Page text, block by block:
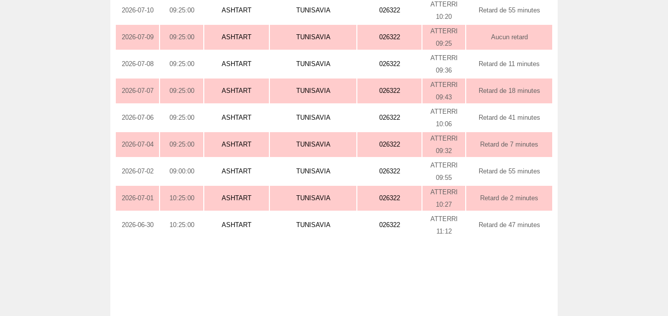
2026-07-10 09:25:00 ASHTART TUNISAVIA 026322
ATTERRI
10:20
Retard de 55 minutes
2026-07-09 09:25:00 ASHTART TUNISAVIA 026322
ATTERRI
09:25
Aucun retard
2026-07-08 09:25:00 ASHTART TUNISAVIA 026322
ATTERRI
09:36
Retard de 11 minutes
2026-07-07 09:25:00 ASHTART TUNISAVIA 026322
ATTERRI
09:43
Retard de 18 minutes
2026-07-06 09:25:00 ASHTART TUNISAVIA 026322
ATTERRI
10:06
Retard de 41 minutes
2026-07-04 09:25:00 ASHTART TUNISAVIA 026322
ATTERRI
09:32
Retard de 7 minutes
2026-07-02 09:00:00 ASHTART TUNISAVIA 026322
ATTERRI
09:55
Retard de 55 minutes
2026-07-01 10:25:00 ASHTART TUNISAVIA 026322
ATTERRI
10:27
Retard de 2 minutes
2026-06-30 10:25:00 ASHTART TUNISAVIA 026322
ATTERRI
11:12
Retard de 47 minutes